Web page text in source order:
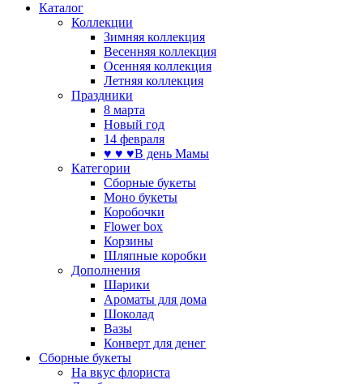
Каталог
Коллекции
Зимняя коллекция
Весенняя коллекция
Осенняя коллекция
Летняя коллекция
Праздники
8 марта
Новый год
14 февраля
♥ ♥ ♥В день Мамы
Категории
Сборные букеты
Моно букеты
Коробочки
Flower box
Корзины
Шляпные коробки
Дополнения
Шарики
Ароматы для дома
Шоколад
Вазы
Конверт для денег
Сборные букеты
На вкус флориста